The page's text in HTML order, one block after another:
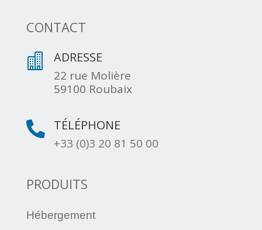
CONTACT
 ADRESSE
22 rue Molière
59100 Roubaix
 TÉLÉPHONE
+33 (0)3 20 81 50 00
PRODUITS
Hébergement